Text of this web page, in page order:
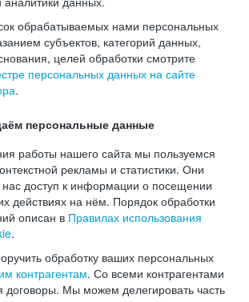
обрабатываемых нами персональных
субъектов, категорий данных,
целей обработки смотрите
персональных данных на сайте
.
персональные данные
работы нашего сайта мы пользуемся
рекламы и статистики. Они
нас доступ к информации о посещении
действиях на нём. Порядок обработки
описан в Правилах использования
.
обработку ваших персональных
контрагентам. Со всеми контрагентами
договоры. Мы можем делегировать часть